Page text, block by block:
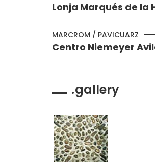
Lonja Marqués de la
MARCROM / PAVICUARZ
Centro Niemeyer
gallery